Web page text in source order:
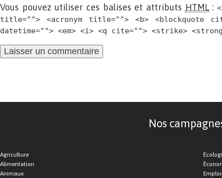
Vous pouvez utiliser ces balises et attributs HTML:
title=""> <acronym title=""> <b> <blockquote
datetime=""> <em> <i> <q cite=""> <strike>
Nos
Agriculture
Alimentation
Animaux
Emploi